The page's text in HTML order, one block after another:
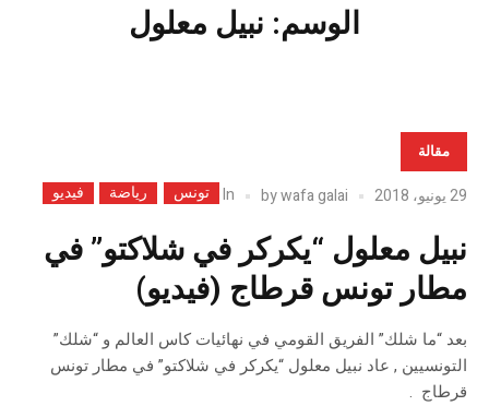
الوسم: نبيل معلول
مقالة
29 يونيو، 2018 bywafa galai
In تونس رياضة فيديو
نبيل معلول “يكركر في شلاكتو” في
مطار تونس قرطاج (فيديو)
بعد “ما شلك” الفريق القومي في نهائيات كاس العالم و “شلك”
التونسيين , عاد نبيل معلول “يكركر في شلاكتو” في مطار تونس
قرطاج .